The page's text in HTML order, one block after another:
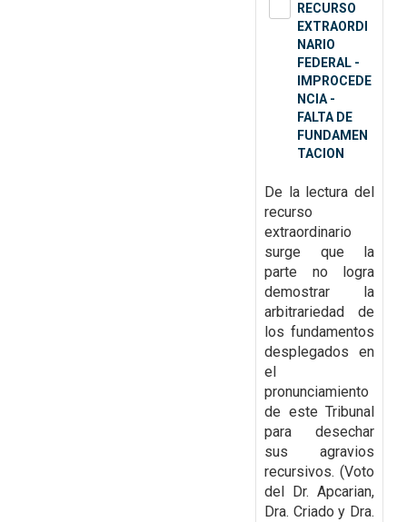
RECURSO
EXTRAORDI
NARIO
FEDERAL -
IMPROCEDE
NCIA -
FALTA DE
FUNDAMEN
TACION
De la lectura del
recurso
extraordinario
surge que la
parte no
logra
demostrar la
arbitrariedad de
los fundamentos
desplegados en
el
pronunciamiento
de este Tribunal
para desechar
sus agravios
recursivos. (Voto
del Dr. Apcarian,
Dra. Criado y Dra.